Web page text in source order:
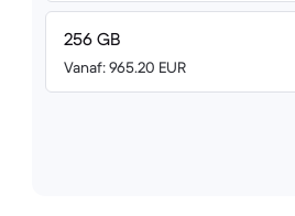
256 GB
Vanaf: 965.20 EUR